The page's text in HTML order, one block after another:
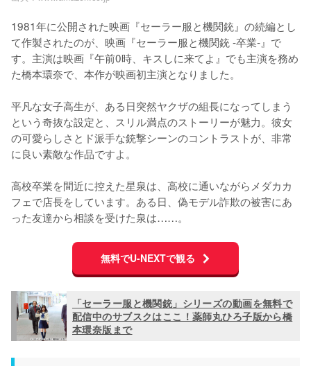
1981年に公開された映画『セーラー服と機関銃』の続編とし
て作製されたのが、映画『セーラー服と機関銃 -卒業-』で
す。主演は映画『午前0時、キスしに来てよ』でも主演を務め
た橋本環奈で、本作が映画初主演となりました。
平凡な女子高生が、ある日突然ヤクザの組長になってしまう
という奇抜な設定と、スリル満点のストーリーが魅力。彼女
の可愛らしさとド派手な銃撃シーンのコントラストが、非常
に良い素敵な作品ですよ。
高校卒業を間近に控えた星泉は、高校に通いながらメダカカ
フェで店長をしています。ある日、偽モデル詐欺の被害にあ
った友達から相談を受けた泉は……。
無料でU-NEXTで観る
「セーラー服と機関銃」シリーズの動画を無料で
配信中のサブスクはここ！薬師丸ひろ子版から橋
本環奈版まで